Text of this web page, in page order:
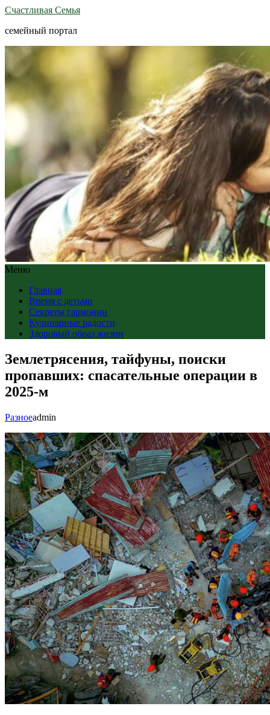
Счастливая Семья
семейный портал
Меню
Главная
Время с детьми
Секреты гармонии
Кулинарные радости
Здоровый образ жизни
Землетрясения, тайфуны, поиски
пропавших: спасательные операции в
2025-м
Разноеadmin